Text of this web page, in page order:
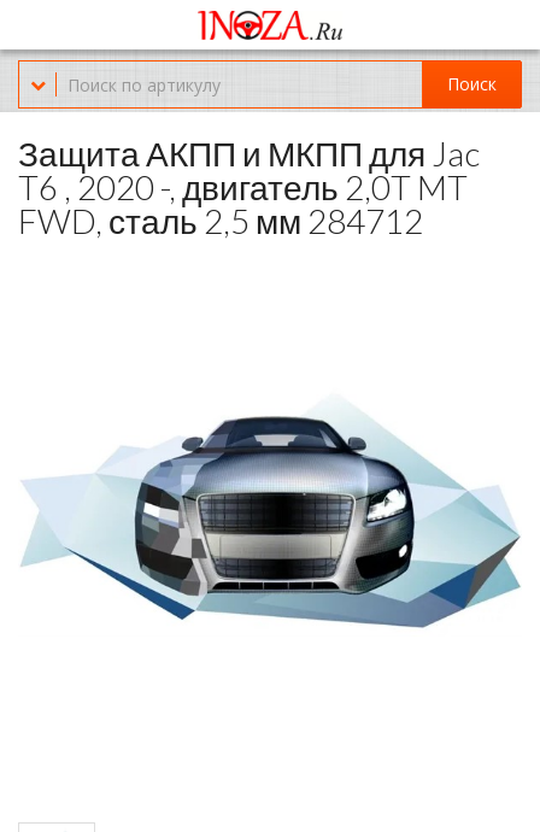
Офис обслуживания г.Краснодар (KRD) Куликова Поля 2 (магазин
Нож-мясо)
8-(967)-300-69-11
Поиск
Защита АКПП и МКПП для Jac
T6 , 2020 -, двигатель 2,0T MT
FWD, сталь 2,5 мм 284712